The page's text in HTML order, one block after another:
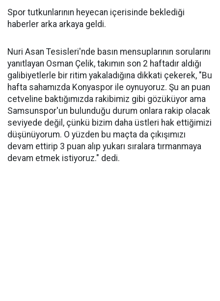
Spor tutkunlarının heyecan içerisinde beklediği
haberler arka arkaya geldi.
Nuri Asan Tesisleri'nde basın mensuplarının sorularını
yanıtlayan Osman Çelik, takımın son 2 haftadır aldığı
galibiyetlerle bir ritim yakaladığına dikkati çekerek, "Bu
hafta sahamızda Konyaspor ile oynuyoruz. Şu an puan
cetveline baktığımızda rakibimiz gibi gözüküyor ama
Samsunspor'un bulunduğu durum onlara rakip olacak
seviyede değil, çünkü bizim daha üstleri hak ettiğimizi
düşünüyorum. O yüzden bu maçta da çıkışımızı
devam ettirip 3 puan alıp yukarı sıralara tırmanmaya
devam etmek istiyoruz." dedi.